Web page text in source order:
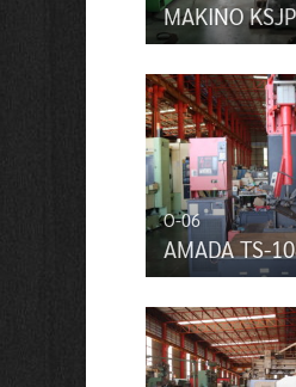
MAKINO
O-06
AMADA TS-